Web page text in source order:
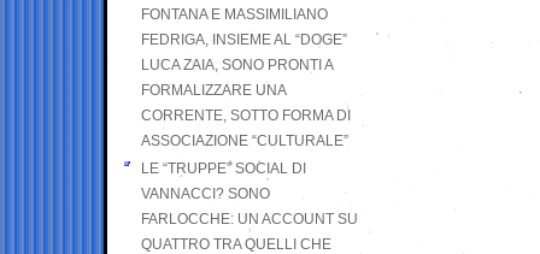
FONTANA E MASSIMILIANO
FEDRIGA, INSIEME AL “DOGE”
LUCA ZAIA, SONO PRONTI A
FORMALIZZARE UNA
CORRENTE, SOTTO FORMA DI
ASSOCIAZIONE “CULTURALE”
LE “TRUPPE” SOCIAL DI
VANNACCI? SONO
FARLOCCHE: UN ACCOUNT SU
QUATTRO TRA QUELLI CHE